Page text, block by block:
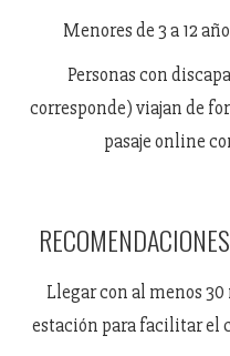
Menores de 3 a 12
Personas con
corresponde) viajan de
pasaje online
Llegar con al menos
estación para facilitar el